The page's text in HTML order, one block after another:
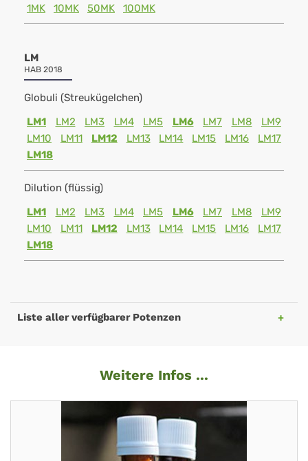
1MK
10MK 50MK 100MK
LM
HAB 2018
Globuli (Streukügelchen)
LM1
LM2 LM3 LM4 LM5 LM6 LM7 LM8
LM9
LM10
LM11 LM12 LM13 LM14 LM15 LM16
LM17
LM18
Dilution (flüssig)
LM1
LM2 LM3 LM4 LM5 LM6 LM7 LM8
LM9
LM10
LM11 LM12 LM13 LM14 LM15 LM16
LM17
LM18
Liste aller verfügbarer Potenzen
Weitere Infos ...